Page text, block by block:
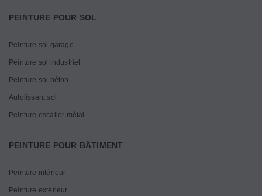
PEINTURE POUR SOL
Peinture sol garage
Peinture sol industriel
Peinture sol béton
Autolissant sol
Peinture escalier métal
PEINTURE POUR BÂTIMENT
Peinture intérieur
Peinture extérieur